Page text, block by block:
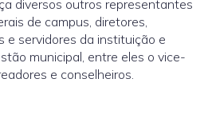
diversos outros representantes
de campus, diretores,
e servidores da instituição e
municipal, entre eles o vice-
e conselheiros.